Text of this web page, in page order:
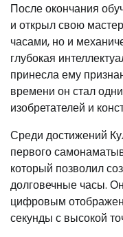
После окончания
и открыл свою
часами, но и
глубокая
принесла ему
времени он стал
изобретателей и
Среди достижений
первого
который позволил
долговечные часы.
цифровым
секунды с высокой